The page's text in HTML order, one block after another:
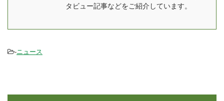
り、健康面でもしっかり
来ます。 関連記事：
...
ルデリ推進部のリンと申
デリのプロダクトブラン
タビュー記事などをご紹介しています。
-ニュース